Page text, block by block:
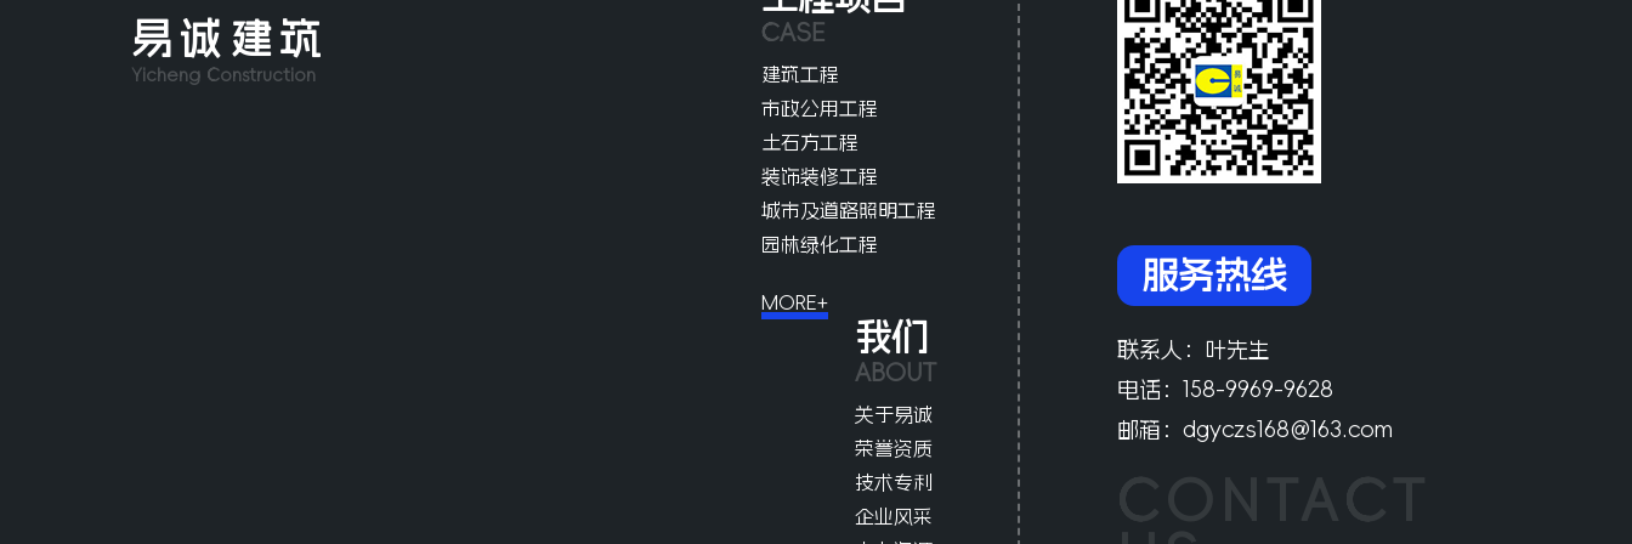
易诚建筑
Yicheng Construction
服务热线
联系人：
叶先生
电话： 158-9969-9628
邮箱：dgyczs168@163.com
CASE
建筑工程
市政公用工程
土石方工程
装饰装修工程
城市及道路照明工程
园林绿化工程
MORE+
我们
ABOUT
关于易诚
荣誉资质
技术专利
企业风采